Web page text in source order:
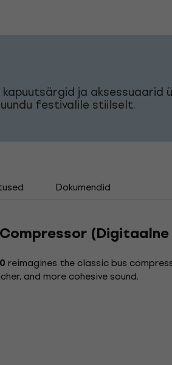
ja aksessuaarid
festivalile stiilselt.
Dokumendid
reimagines the classic bus
and more cohesive sound.